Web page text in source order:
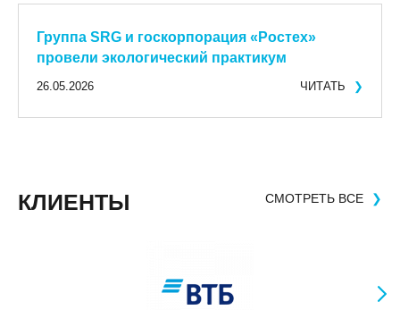
Группа SRG и госкорпорация «Ростех»
провели экологический практикум
26.05.2026 ЧИТАТЬ ❯
КЛИЕНТЫ СМОТРЕТЬ ВСЕ ❯